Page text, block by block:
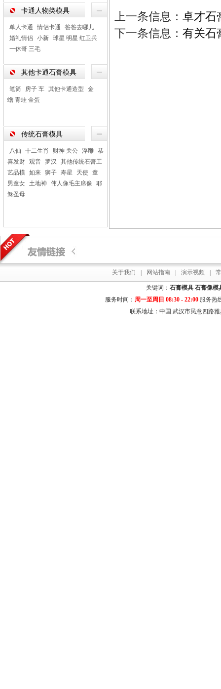
卡通人物类模具
单人卡通 情侣卡通
爸爸去哪儿
婚礼情侣
小新 球星 明星 红卫兵
一休哥 三毛
其他卡通石膏模具
笔筒 房子 车 其他卡通造型
金
蟾 青蛙 金蛋
传统石膏模具
八仙 十二生肖 财神 关公 浮雕 恭
喜发财 观音 罗汉
其他传统石膏工
艺品模 如来 狮子 寿星 天使
童
男童女 土地神 伟人像毛主席像 耶
稣圣母
上一条信息： 卓才石
下一条信息： 有关石
关于我们 网站指南 演示视频
关键词： 石膏模具 石膏像模
服务时间： 周一至周日 08:30 - 22:00服务热
联系地址：中国.武汉市民意四路雅